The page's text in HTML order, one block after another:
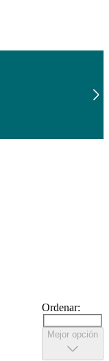
Ordenar:
Mejor opción